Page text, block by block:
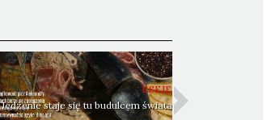
ESEJE
Jedzenie staje się tu budulcem świata